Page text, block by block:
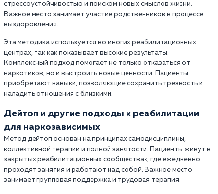
стрессоустойчивостью и поиском новых смыслов жизни.
Важное место занимает участие родственников в процессе
выздоровления.
Эта методика используется во многих реабилитационных
центрах, так как показывает высокие результаты.
Комплексный подход помогает не только отказаться от
наркотиков, но и выстроить новые ценности. Пациенты
приобретают навыки, позволяющие сохранить трезвость и
наладить отношения с близкими.
Дейтоп и другие подходы к реабилитации
для наркозависимых
Метод дейтоп основан на принципах самодисциплины,
коллективной терапии и полной занятости. Пациенты живут в
закрытых реабилитационных сообществах, где ежедневно
проходят занятия и работают над собой. Важное место
занимает групповая поддержка и трудовая терапия.